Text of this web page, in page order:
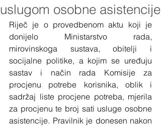
uslugom osobne asistencije
Riječ je o provedbenom aktu koji je
donijelo Ministarstvo rada,
mirovinskoga sustava, obitelji i
socijalne politike, a kojim se uređuju
sastav i način rada Komisije za
procjenu potrebe korisnika, oblik i
sadržaj liste procjene potreba, mjerila
za procjenu te broj sati usluge osobne
asistencije. Pravilnik je donesen nakon